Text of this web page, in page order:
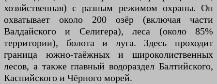
хозяйственная) с разным режимом охраны. Он
охватывает около 200 озёр (включая части
Валдайского и Селигера), леса (около 85%
территории), болота и луга. Здесь проходит
граница южно-таёжных и широколиственных
лесов, а также главный водораздел Балтийского,
Каспийского и Чёрного морей.